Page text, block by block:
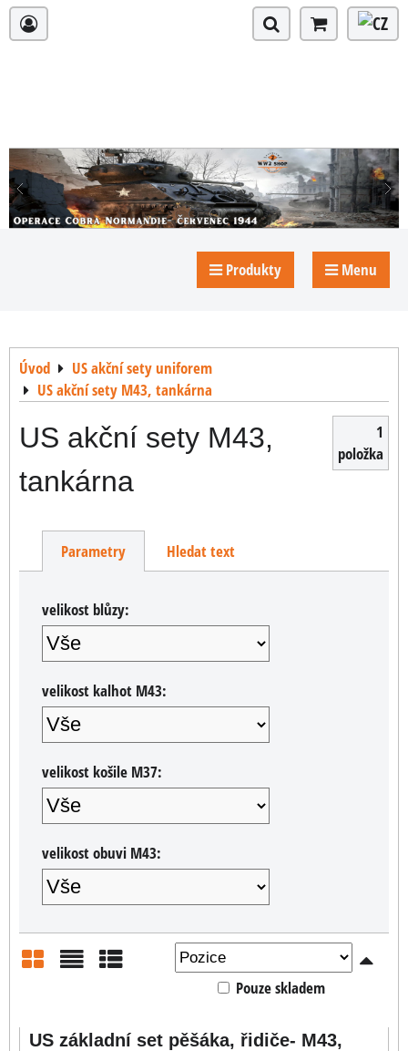
Produkty Menu
Úvod
US akční sety uniforem
US akční sety M43, tankárna
US akční sety M43,
tankárna
1
položka
Parametry Hledat text
velikost blůzy:
velikost kalhot M43:
velikost košile M37:
velikost obuvi M43:
Pouze skladem
US základní set pěšáka, řidiče- M43,